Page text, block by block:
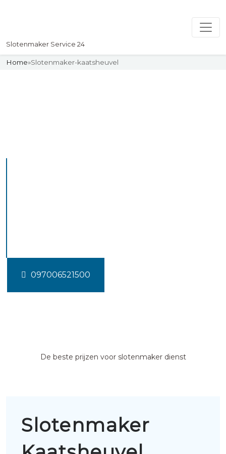
Slotenmaker Service 24
Home»Slotenmaker-kaatsheuvel
097006521500
De beste prijzen voor slotenmaker dienst
Slotenmaker